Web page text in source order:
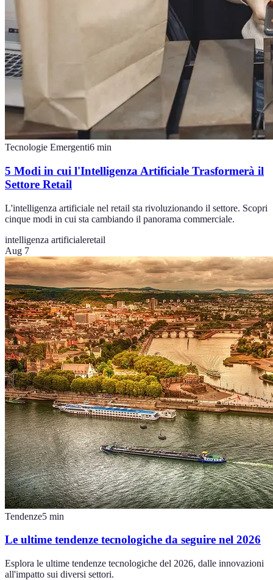
Tecnologie Emergenti6 min
5 Modi in cui l'Intelligenza Artificiale Trasformerà il
Settore Retail
L'intelligenza artificiale nel retail sta rivoluzionando il settore. Scopri
cinque modi in cui sta cambiando il panorama commerciale.
intelligenza artificialeretail
Aug 7
Tendenze5 min
Le ultime tendenze tecnologiche da seguire nel 2026
Esplora le ultime tendenze tecnologiche del 2026, dalle innovazioni
all'impatto sui diversi settori.